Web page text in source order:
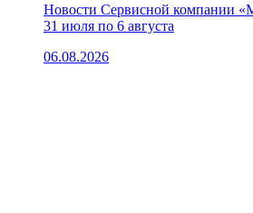
Новости Сервисной компании
31 июля по 6 августа
06.08.2026